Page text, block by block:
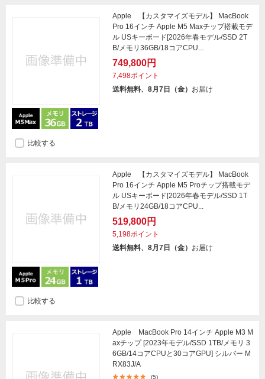
Apple 【カスタマイズモデル】 MacBook
Pro 16インチ Apple M5 Maxチップ搭載モデ
ル USキーボード[2026年春モデル/SSD 2T
B/メモリ36GB/18コアCPU...
749,800円
7,498ポイント
送料無料、8月7日（金） お届け
比較する
Apple 【カスタマイズモデル】 MacBook
Pro 16インチ Apple M5 Proチップ搭載モデ
ル USキーボード[2026年春モデル/SSD 1T
B/メモリ24GB/18コアCPU...
519,800円
5,198ポイント
送料無料、8月7日（金） お届け
比較する
Apple MacBook Pro 14インチ Apple M3 M
axチップ [2023年モデル/SSD 1TB/メモリ 3
6GB/14コアCPUと30コアGPU] シルバー M
RX83J/A
(5)